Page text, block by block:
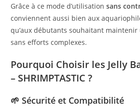
Grâce à ce mode d’utilisationsans
conviennent aussi bien aux
qu’aux débutants souhaitant
sans efforts complexes.
Pourquoi Choisir les Jelly
– SHRIMPTASTIC ?
🌱Sécurité et Compatibilité